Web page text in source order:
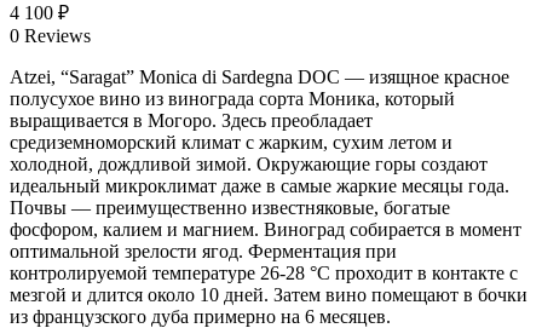
4 100 ₽
0 Reviews
Atzei, “Saragat” Monica di Sardegna DOC — изящное красное
полусухое вино из винограда сорта Моника, который
выращивается в Могоро. Здесь преобладает
средиземноморский климат с жарким, сухим летом и
холодной, дождливой зимой. Окружающие горы создают
идеальный микроклимат даже в самые жаркие месяцы года.
Почвы — преимущественно известняковые, богатые
фосфором, калием и магнием. Виноград собирается в момент
оптимальной зрелости ягод. Ферментация при
контролируемой температуре 26-28 °С проходит в контакте с
мезгой и длится около 10 дней. Затем вино помещают в бочки
из французского дуба примерно на 6 месяцев.